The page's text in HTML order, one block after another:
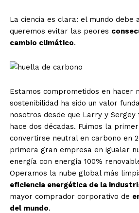
La ciencia es clara: el mundo debe
queremos evitar las peores
cambio climático.
Estamos comprometidos en hacer
sostenibilidad ha sido un valor
nosotros desde que Larry y Sergey
hace dos décadas. Fuimos la
convertirse neutral en carbono en
primera gran empresa en igualar
energía con energía 100%
Operamos la nube global más
eficiencia energética de la
mayor comprador corporativo de
del mundo.